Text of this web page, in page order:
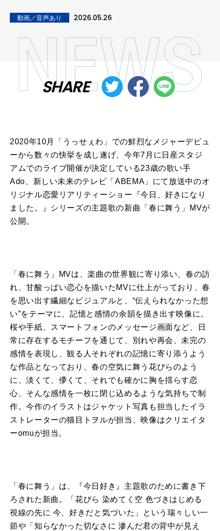
動画／音声あり 2026.05.26
SHARE
2020年10月
「うっせぇわ」での鮮烈なメジャーデビュ
ーから数々の快挙 を 成し遂げ、今年7 月 に 日 産スタジ
アムでのライブ開催が決定している23歳の歌い手
Ado 、新しい未来のテレビ「 ABEMA 」 にて放送中のオ
リジナル恋愛 リアリティー ショー 『今日 、好き に なり
ました 。』シリーズの主題歌の新曲「 春に舞う 」MVが
公開。
「 春に舞う 」MVは、楽曲の世界観に寄り添い、春の訪
れ 、甘酸っぱい恋心を描いた MVに仕上がっており、春
を思い出す繊細なビジュアルと、“伝えられなかっ た想
い”をテーマに 、記憶と感情の余韻を描き出す映像に 。
桜や手紙、スマートフォンのメッセージ画面など、
日
常 に存在するモチーフ を通じて、別れや再会、未完の
感情を表現 し、観る人それぞれの記憶に寄り添うよう
な作品となっており、春の空気に舞う 花びらのよう
に
、淡くて、儚くて、それでも確かに 胸 を揺らす恋
心 、そんな感情を一枚に 閉じ込めるような気持ちで制
作。今作のイラストはジャケット写真も担当 した イラ
ストレーターの猫目トヲルが担当、映像はクリエイタ
ーomuが担当。
「 春に舞う 」は、『今日好き 』 主題歌のために書き下
ろされた 新曲。「花びら 染めてく空 色づきはじめる
視線の先に 今、好き だと気づいた 」という瑞々しい一
節や「知らなかっ た切なさ に 滲んだ君の背中が見え